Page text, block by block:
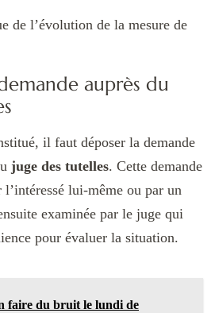
de l’évolution de la mesure de
auprès du
il faut déposer la demande
juge des tutelles. Cette demande
l’intéressé lui-même ou par un
examinée par le juge qui
pour évaluer la situation.
faire du bruit le lundi de